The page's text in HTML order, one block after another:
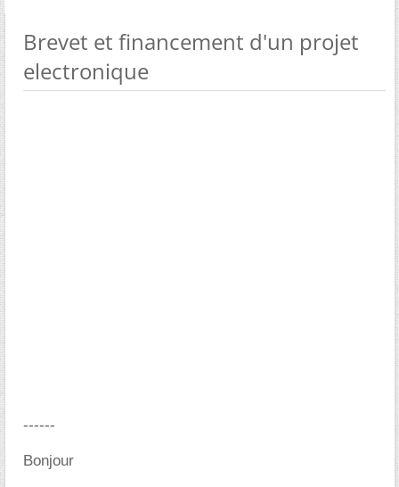
Brevet et financement d'un projet
electronique
------
Bonjour